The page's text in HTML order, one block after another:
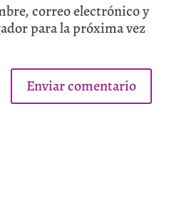
correo electrónico y
para la próxima vez